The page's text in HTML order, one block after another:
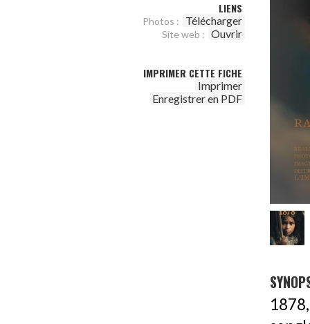
LIENS
Photos : Télécharger
Site web : Ouvrir
IMPRIMER CETTE FICHE
Imprimer
Enregistrer en PDF